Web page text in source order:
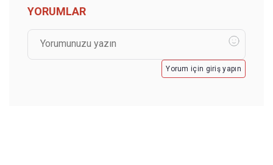
YORUMLAR
Yorum için giriş yapın